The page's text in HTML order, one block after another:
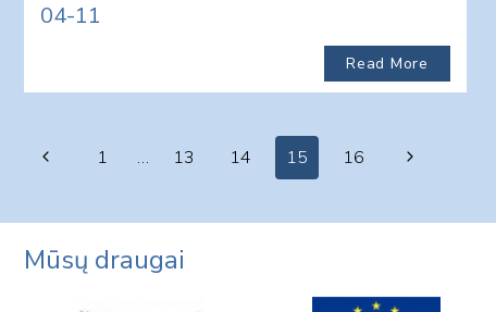
04-11
Read More
Page
Previous1 … 13 14 15 16
Next
Mūsų draugai